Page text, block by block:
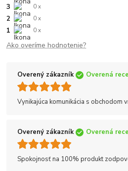
3 0 x
2 0 x
1 0 x
Ako overíme hodnotenie?
Overený zákazník Overená
Vynikajúca komunikácia s obchodom
Overený zákazník Overená
Spokojnosť na 100% produkt